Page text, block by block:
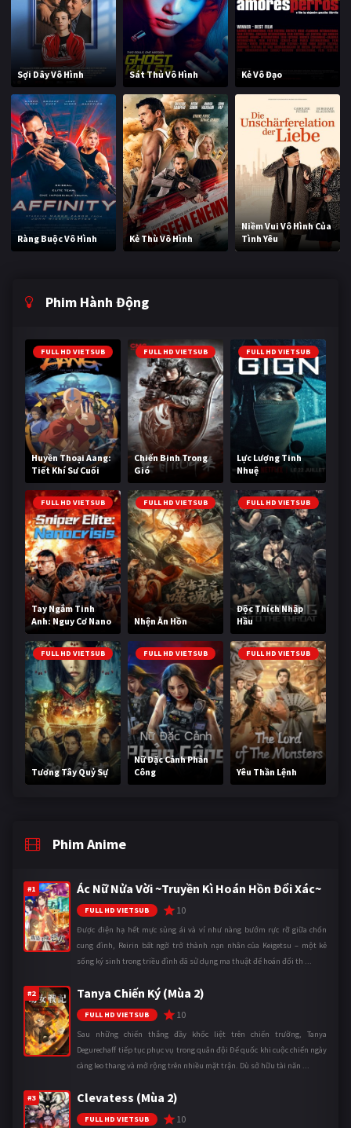
Sợi Dây Vô Hình Sát Thủ Vô Hình Kẻ Vô Đạo
Ràng Buộc Vô Hình Kẻ Thù Vô Hình
Niềm Vui Vô Hình Của
Tình Yêu
Phim Hành Động
FULL HD VIETSUB
Huyền Thoại Aang:
Tiết Khí Sư Cuối
Cùng
FULL HD VIETSUB
Chiến Binh Trong
Gió
FULL HD VIETSUB
Lực Lượng Tinh
Nhuệ
FULL HD VIETSUB
Tay Ngắm Tinh
Anh: Nguy Cơ Nano
FULL HD VIETSUB
Nhện Ăn Hồn
FULL HD VIETSUB
Độc Thích Nhập
Hầu
FULL HD VIETSUB
Tương Tây Quỷ Sự
FULL HD VIETSUB
Nữ Đặc Cảnh Phản
Công
FULL HD VIETSUB
Yêu Thần Lệnh
Phim Anime
#1 Ác Nữ Nửa Vời ~Truyền Kì Hoán Hồn Đổi Xác~
FULL HD VIETSUB 10
Được điện hạ hết mực sủng ái và ví như nàng bướm rực rỡ giữa chốn
cung đình, Reirin bất ngờ trở thành nạn nhân của Keigetsu – một kẻ
sống ký sinh trong triều đình đã sử dụng ma thuật để hoán đổi th ...
#2 Tanya Chiến Ký (Mùa 2)
FULL HD VIETSUB 10
Sau những chiến thắng đầy khốc liệt trên chiến trường, Tanya
Degurechaff tiếp tục phục vụ trong quân đội Đế quốc khi cuộc chiến ngày
càng leo thang và mở rộng trên nhiều mặt trận. Dù sở hữu tài năn ...
#3 Clevatess (Mùa 2)
FULL HD VIETSUB 10